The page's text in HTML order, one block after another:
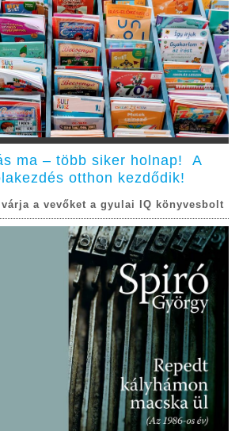
ma – több siker holnap! A
otthon kezdődik!
a vevőket a gyulai IQ könyvesbolt